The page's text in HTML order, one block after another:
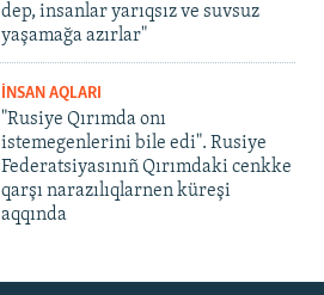
dep, insanlar yarıqsız ve suvsuz
yaşamağa azırlar"
İNSAN AQLARI
"Rusiye Qırımda onı
istemegenlerini bile edi". Rusiye
Federatsiyasınıñ Qırımdaki cenkke
qarşı narazılıqlarnen küreşi
aqqında